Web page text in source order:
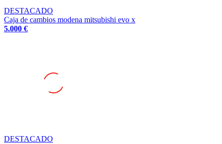
Caja de cambios modena mitsubishi evo x
5.000 €
Fiat punto proto (mecánica evo 9)